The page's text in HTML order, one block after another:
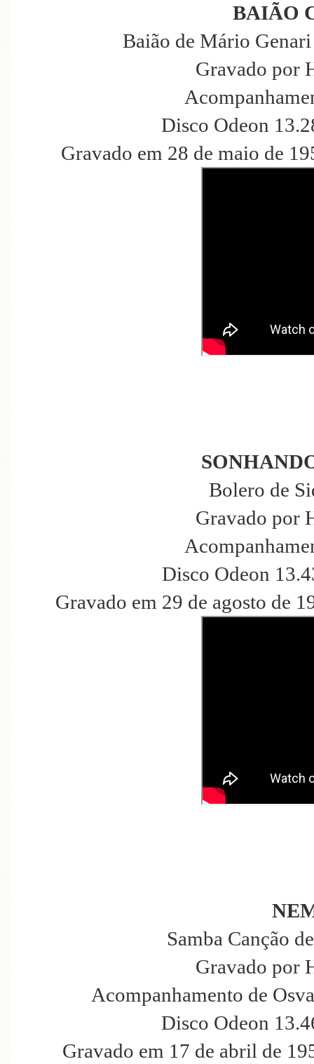
BAIÃO
Baião de Mário
Gravado por
Disco Odeon
Gravado em 28 de maio de
Bolero de
Gravado por
Disco Odeon
Gravado em 29 de agosto de
Samba Canção
Gravado por
Acompanhamento de
Disco Odeon
Gravado em 17 de abril de